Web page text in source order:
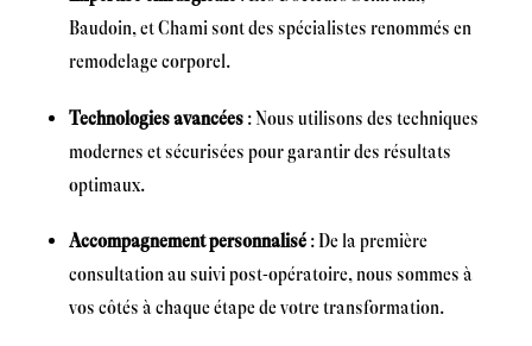
Baudoin, et Chami sont des spécialistes renommés en
remodelage corporel.
Technologies avancées: Nous utilisons des techniques
modernes et sécurisées pour garantir des résultats
optimaux.
Accompagnement personnalisé: De la première
consultation au suivi post-opératoire, nous sommes à
vos côtés à chaque étape de votre transformation.